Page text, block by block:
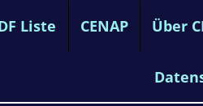
Liste CENAP Über